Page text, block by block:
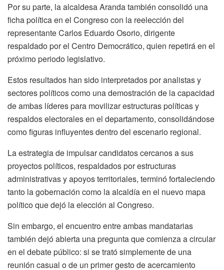
Por su parte, la alcaldesa Aranda también consolidó una
ficha política en el Congreso con la reelección del
representante Carlos Eduardo Osorio, dirigente
respaldado por el Centro Democrático, quien repetirá en el
próximo periodo legislativo.
Estos resultados han sido interpretados por analistas y
sectores políticos como una demostración de la capacidad
de ambas líderes para movilizar estructuras políticas y
respaldos electorales en el departamento, consolidándose
como figuras influyentes dentro del escenario regional.
La estrategia de impulsar candidatos cercanos a sus
proyectos políticos, respaldados por estructuras
administrativas y apoyos territoriales, terminó fortaleciendo
tanto la gobernación como la alcaldía en el nuevo mapa
político que dejó la elección al Congreso.
Sin embargo, el encuentro entre ambas mandatarias
también dejó abierta una pregunta que comienza a circular
en el debate público: si se trató simplemente de una
reunión casual o de un primer gesto de acercamiento